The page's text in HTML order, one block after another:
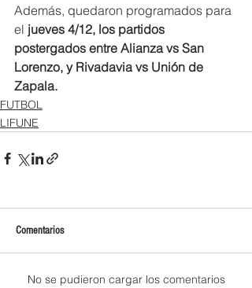
Además, quedaron programados para
el jueves 4/12, los partidos
postergados entre Alianza vs San
Lorenzo, y Rivadavia vs Unión de
Zapala.
FUTBOL
LIFUNE
Comentarios
No se pudieron cargar los comentarios